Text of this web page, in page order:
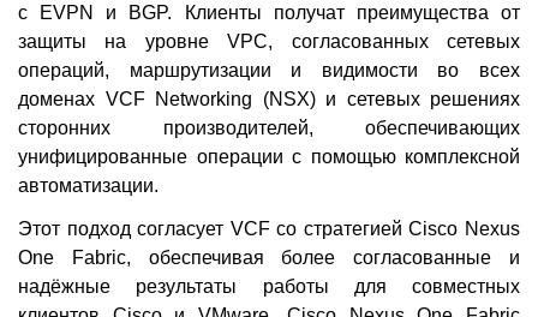
с EVPN и BGP. Клиенты получат преимущества от
защиты на уровне VPC, согласованных сетевых
операций, маршрутизации и видимости во всех
доменах VCF Networking (NSX) и сетевых решениях
сторонних производителей, обеспечивающих
унифицированные операции с помощью комплексной
автоматизации.
Этот подход согласует VCF со стратегией Cisco Nexus
One Fabric, обеспечивая более согласованные и
надёжные результаты работы для совместных